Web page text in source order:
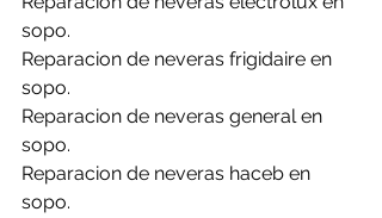
sopo.
Reparacion de neveras frigidaire en
sopo.
Reparacion de neveras general en
sopo.
Reparacion de neveras haceb en
sopo.